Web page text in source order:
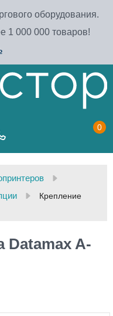
оборудования.
1 000 000 товаров!
0
Крепление
Datamax A-